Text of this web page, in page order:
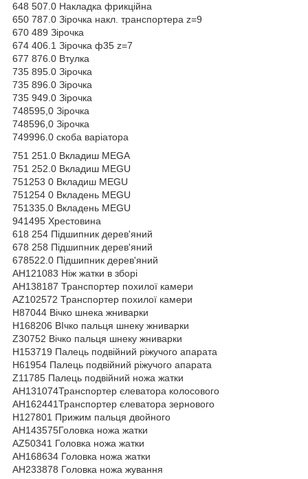
648 507.0 Накладка фрикційна
650 787.0 Зірочка накл. транспортера z=9
670 489 Зірочка
674 406.1 Зірочка ф35 z=7
677 876.0 Втулка
735 895.0 Зірочка
735 896.0 Зірочка
735 949.0 Зірочка
748595,0 Зірочка
748596,0 Зірочка
749996.0 скоба варіатора
751 251.0 Вкладиш MEGA
751 252.0 Вкладиш MEGU
751253 0 Вкладиш MEGU
751254 0 Вкладень MEGU
751335.0 Вкладень MEGU
941495 Хрестовина
618 254 Підшипник дерев'яний
678 258 Підшипник дерев'яний
678522.0 Підшипник дерев'яний
АН121083 Ніж жатки в зборі
АН138187 Транспортер похилої камери
АZ102572 Транспортер похилої камери
Н87044 Вічко шнека жниварки
Н168206 ВІчко пальця шнеку жниварки
Z30752 Вічко пальця шнеку жниварки
Н153719 Палець подвійний ріжучого апарата
Н61954 Палець подвійний ріжучого апарата
Z11785 Палець подвійний ножа жатки
АН131074Транспортер єлеватора колосового
АН162441Транспортер єлеватора зернового
Н127801 Прижим пальця двойного
АН143575Головка ножа жатки
АZ50341 Головка ножа жатки
АН168634 Головка ножа жатки
АН233878 Головка ножа жування